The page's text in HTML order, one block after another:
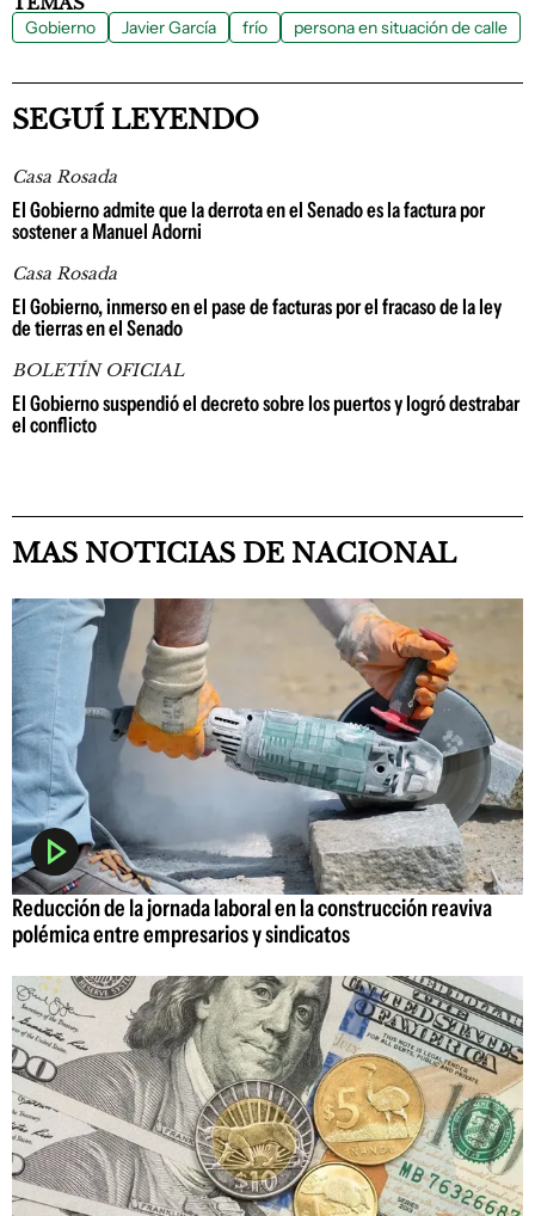
Gobierno Javier García frío persona en situación de calle
SEGUÍ LEYENDO
Casa Rosada
El Gobierno admite que la derrota en el Senado es la factura por
sostener a Manuel Adorni
Casa Rosada
El Gobierno, inmerso en el pase de facturas por el fracaso de la ley
de tierras en el Senado
BOLETÍN OFICIAL
El Gobierno suspendió el decreto sobre los puertos y logró destrabar
el conflicto
MAS NOTICIAS DE NACIONAL
Reducción de la jornada laboral en la construcción reaviva
polémica entre empresarios y sindicatos